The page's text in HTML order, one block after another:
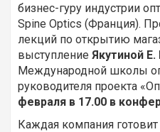
бизнес-гуру индустрии
Spine Optics (Франция).
лекций по открытию
выступление Якутиной Е.
Международной школы
руководителя проекта
февраля в 17.00 в
Каждая компания